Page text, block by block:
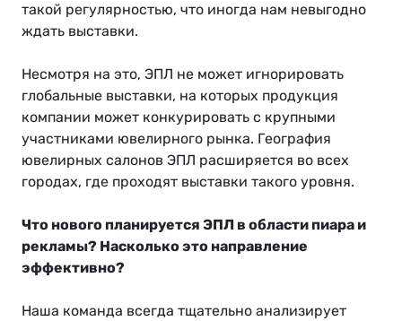
такой регулярностью, что иногда нам невыгодно
ждать выставки.
Несмотря на это, ЭПЛ не может игнорировать
глобальные выставки, на которых продукция
компании может конкурировать с крупными
участниками ювелирного рынка. География
ювелирных салонов ЭПЛ расширяется во всех
городах, где проходят выставки такого уровня.
Что нового планируется ЭПЛ в области пиара и
рекламы? Насколько это направление
эффективно?
Наша команда всегда тщательно анализирует